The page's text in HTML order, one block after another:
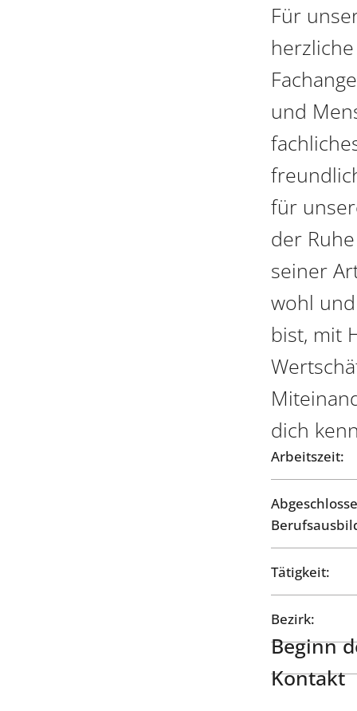
Für
und
für
der
seiner
wohl
bist, mit
dich
Arbeitszeit:
Tätigkeit:
Bezirk:
Beginn
Kontakt